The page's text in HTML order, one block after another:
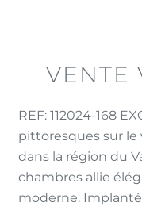
VENTE
REF: 112024-168
pittoresques sur le
dans la région du
chambres allie
moderne.